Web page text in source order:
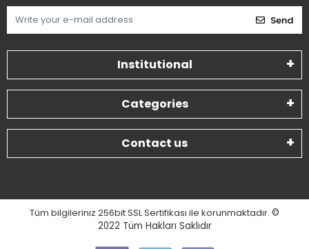
Send
Institutional
Categories
Contact us
Tüm bilgileriniz 256bit SSL Sertifikası ile korunmaktadır. ©
2022 Tüm Hakları Saklıdır